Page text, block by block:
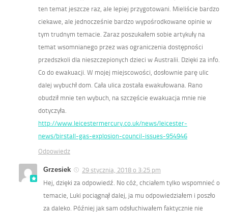
ten temat jeszcze raz, ale lepiej przygotowani. Mieliście bardzo
ciekawe, ale jednocześnie bardzo wypośrodkowane opinie w
tym trudnym temacie. Zaraz poszukałem sobie artykuły na
temat wsomnianego przez was ograniczenia dostępności
przedszkoli dla nieszczepionych dzieci w Australii. Dzięki za info.
Co do ewakuacji. W mojej miejscowości, dosłownie parę ulic
dalej wybuchł dom. Cała ulica została ewakułowana. Rano
obudził mnie ten wybuch, na szczęście ewakuacja mnie nie
dotyczyła.
http://www.leicestermercury.co.uk/news/leicester-
news/birstall-gas-explosion-council-issues-954946
Odpowiedz
Grzesiek
29 stycznia, 2018 o 3:25 pm
Hej, dzięki za odpowiedź. No cóż, chciałem tylko wspomnieć o
temacie, Luki pociągnął dalej, ja mu odpowiedziałem i poszło
za daleko. Później jak sam odsłuchiwałem faktycznie nie